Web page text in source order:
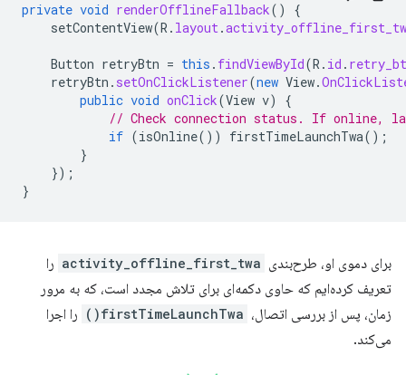
private void renderOfflineFallback()
{
setContentView(R . layout.
Button retryBtn = this . findViewById(R . id .
retryBtn . setOnClickListener(new View.
public void onClick(View v)
{
// Check connection status. If online,
if (isOnline()) firstTimeLaunchTwa();
}
});
}
برای دموی او، طرح‌بندی activity_offline_first_twa را
تعریف کرده‌ایم که حاوی دکمه‌ای برای تلاش مجدد است، که به مرور
زمان، پس از بررسی اتصال، firstTimeLaunchTwa()
را اجرا
می‌کند.